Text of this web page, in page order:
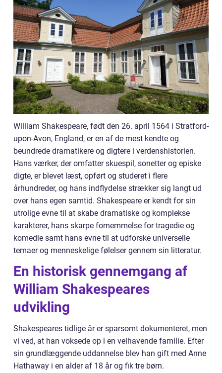
William Shakespeare, født den 26. april 1564 i Stratford-
upon-Avon, England, er en af de mest kendte og
beundrede dramatikere og digtere i verdenshistorien.
Hans værker, der omfatter skuespil, sonetter og episke
digte, er blevet læst, opført og studeret i flere
århundreder, og hans indflydelse strækker sig langt ud
over hans egen samtid. Shakespeare er kendt for sin
utrolige evne til at skabe dramatiske og komplekse
karakterer, hans skarpe fornemmelse for tragedie og
komedie samt hans evne til at udforske universelle
temaer og menneskelige følelser gennem sin litteratur.
En historisk gennemgang af
William Shakespeares
udvikling
Shakespeares tidlige år er sparsomt dokumenteret, men
vi ved, at han voksede op i en velhavende familie. Efter
sin grundlæggende uddannelse blev han gift med Anne
Hathaway i en alder af 18 år og fik tre børn.